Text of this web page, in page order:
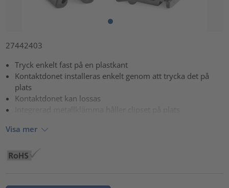
27442403
Tryck enkelt fast på en plastkant
Kontaktdonet installeras enkelt genom att trycka det på
plats
Kontaktdonet kan lossas
Visa mer